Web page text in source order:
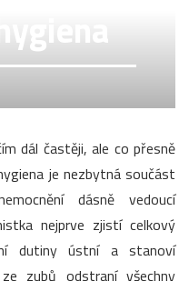
dál častěji, ale co přesně
je nezbytná součást
dásně vedoucí
nejprve zjistí celkový
dutiny ústní a stanoví
zubů odstraní všechny